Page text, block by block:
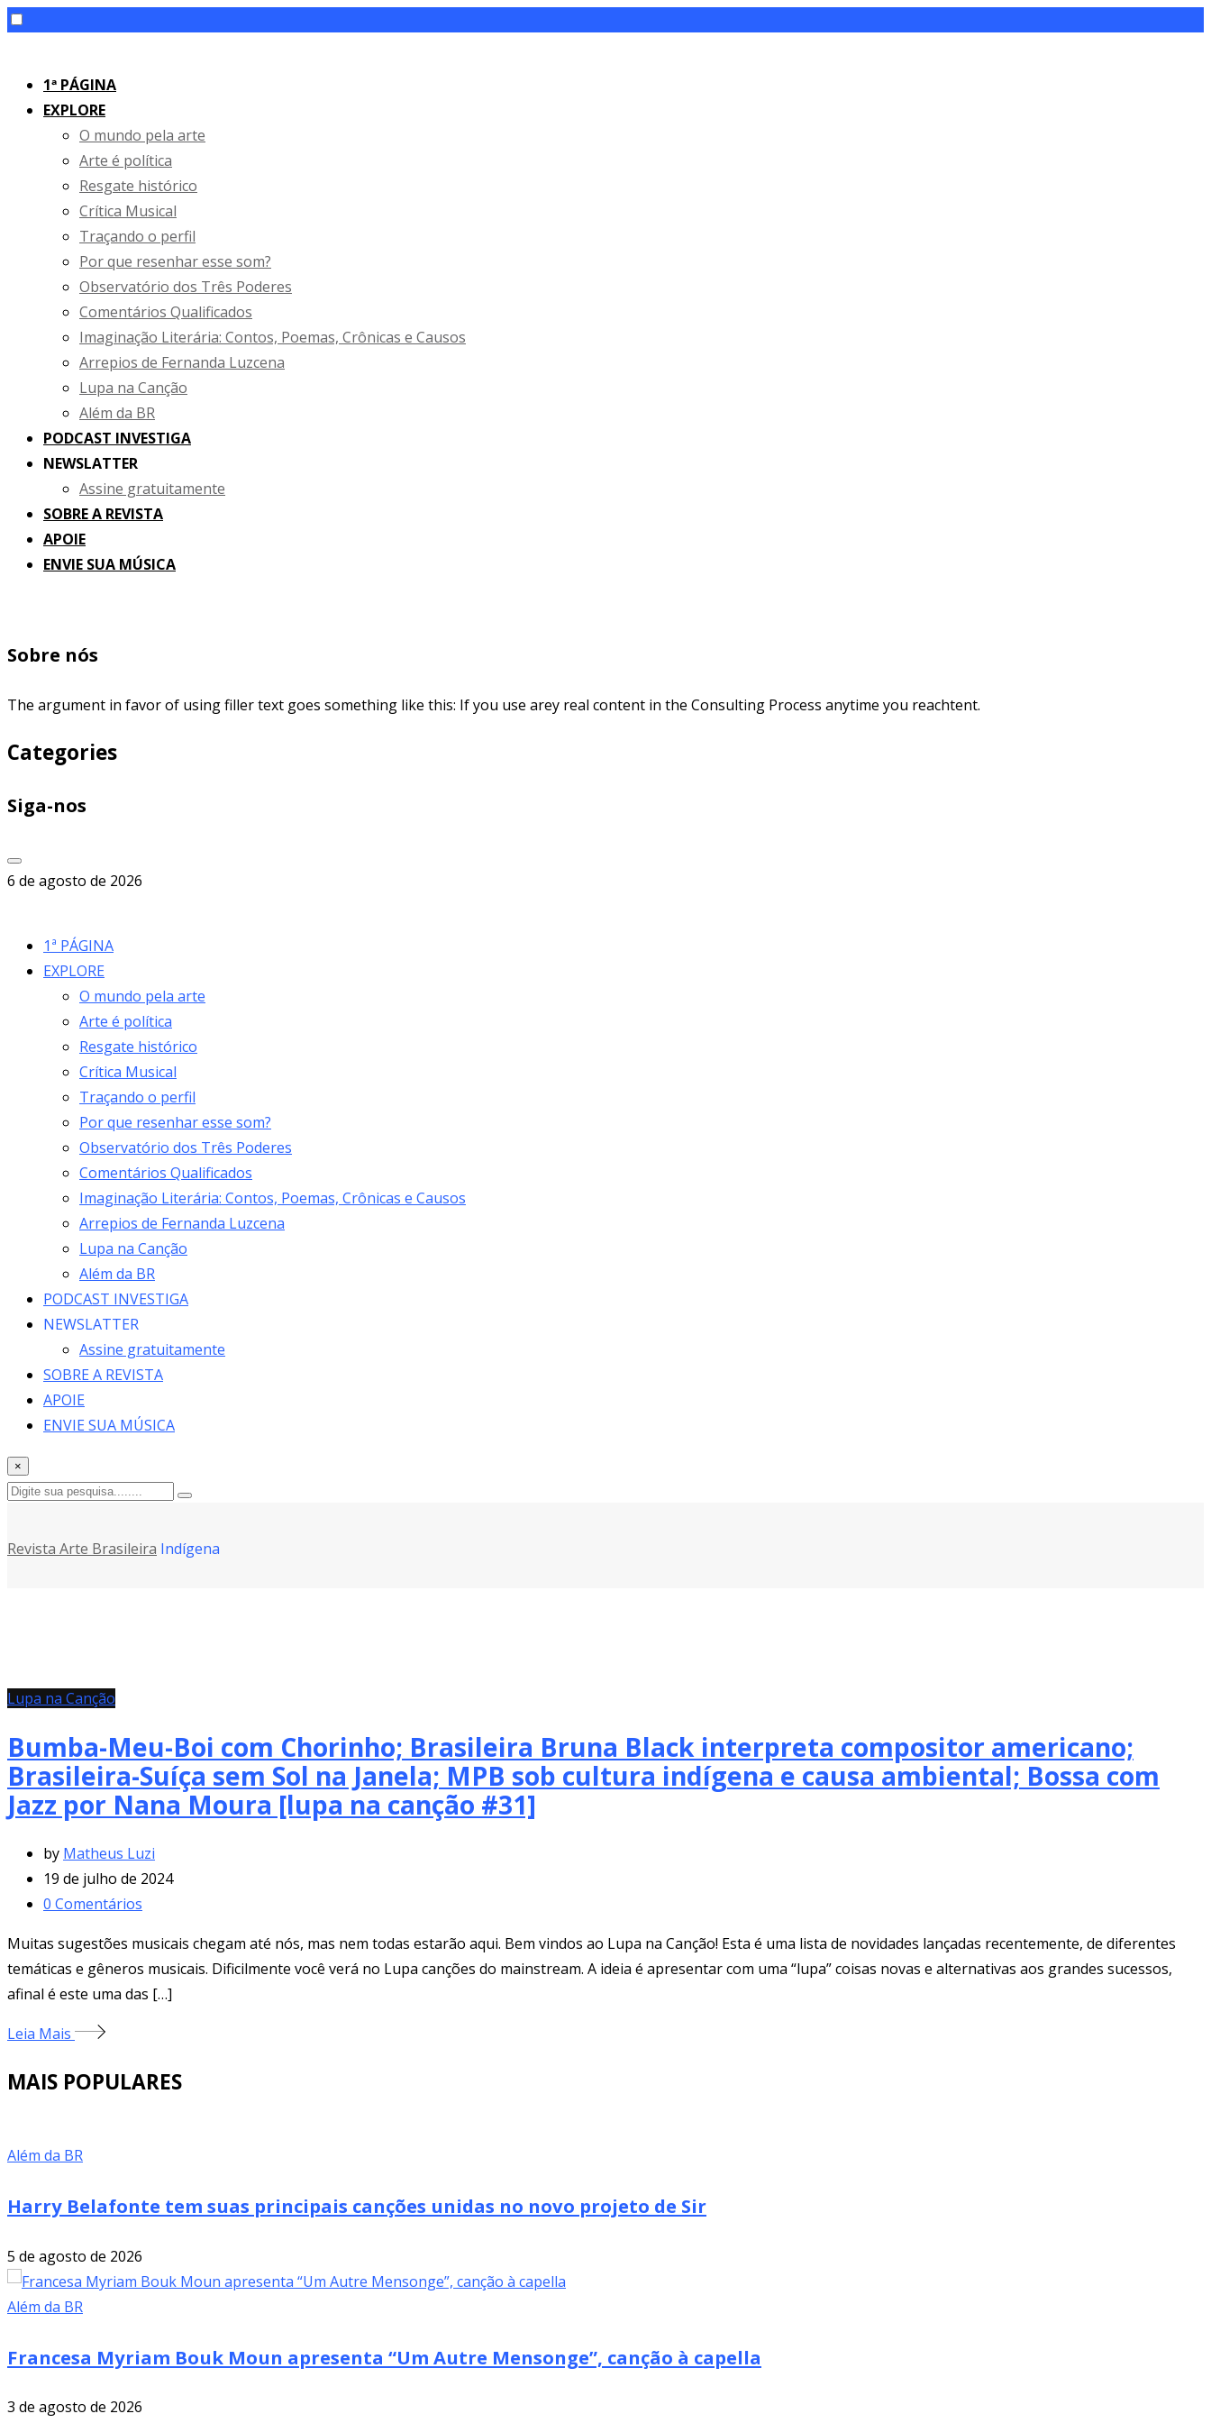
content1ª PÁGINA
EXPLORE
O mundo pela arte
Arte é política
Resgate histórico
Crítica Musical
Traçando o perfil
Por que resenhar esse som?
Observatório dos Três Poderes
Comentários Qualificados
Imaginação Literária: Contos, Poemas, Crônicas e Causos
Arrepios de Fernanda Luzcena
Lupa na Canção
Além da BR
PODCAST INVESTIGA
NEWSLATTER
Assine gratuitamente
SOBRE A REVISTA
APOIE
ENVIE SUA MÚSICA
Sobre nós
The argument in favor of using filler text goes something like this: If you use arey real content in the Consulting Process anytime you reachtent.
Categories
Siga-nos
6 de agosto de 2026
1ª PÁGINA
EXPLORE
O mundo pela arte
Arte é política
Resgate histórico
Crítica Musical
Traçando o perfil
Por que resenhar esse som?
Observatório dos Três Poderes
Comentários Qualificados
Imaginação Literária: Contos, Poemas, Crônicas e Causos
Arrepios de Fernanda Luzcena
Lupa na Canção
Além da BR
PODCAST INVESTIGA
NEWSLATTER
Assine gratuitamente
SOBRE A REVISTA
APOIE
ENVIE SUA MÚSICA
×
Revista Arte Brasileira Indígena
Lupa na Canção
Bumba-Meu-Boi com Chorinho; Brasileira Bruna Black interpreta compositor americano;
Brasileira-Suíça sem Sol na Janela; MPB sob cultura indígena e causa ambiental; Bossa com
Jazz por Nana Moura [lupa na canção #31]
by Matheus Luzi
19 de julho de 2024
0 Comentários
Muitas sugestões musicais chegam até nós, mas nem todas estarão aqui. Bem vindos ao Lupa na Canção! Esta é uma lista de novidades lançadas recentemente, de diferentes
temáticas e gêneros musicais. Dificilmente você verá no Lupa canções do mainstream. A ideia é apresentar com uma “lupa” coisas novas e alternativas aos grandes sucessos,
afinal é este uma das […]
Leia Mais
MAIS POPULARES
Além da BR
Harry Belafonte tem suas principais canções unidas no novo projeto de Sir
5 de agosto de 2026
Além da BR
Francesa Myriam Bouk Moun apresenta “Um Autre Mensonge”, canção à capella
3 de agosto de 2026